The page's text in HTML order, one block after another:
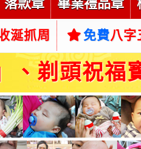
落款章 畢業禮品章
涎抓周 免費八字
、剃頭祝福